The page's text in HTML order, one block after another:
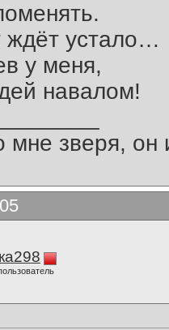
ждёт устало…
у меня,
навалом!
мне зверя, он